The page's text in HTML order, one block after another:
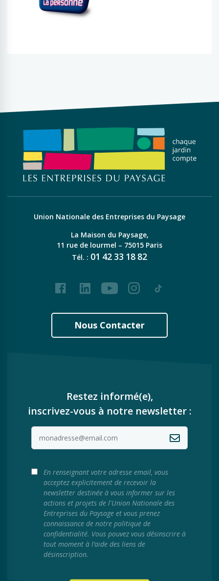
Union Nationale des Entreprises du Paysage
La Maison du Paysage,
11 rue de lourmel – 75015 Paris
Tél. : 01 42 33 18 82
FacebookLinkedInYoutubeInstagram
Tiktok
Nous Contacter
Restez informé(e),
inscrivez-vous à notre newsletter :
En renseignant votre adresse email, vous
acceptez explicitement de recevoir la
newsletter destinée à vous informer sur les
actions et projets de l'Union Nationale des
Entreprises du Paysage et vous prenez
connaissance de notre politique de
confidentialité. Vous pouvez vous désinscrire à
tout moment à l’aide des liens de
désinscription.